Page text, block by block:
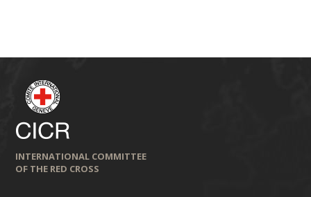
INTERNATIONAL COMMITTEE
OF THE RED CROSS